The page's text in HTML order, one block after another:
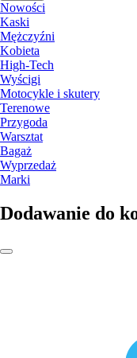
Nowości
Kaski
Mężczyźni
Kobieta
High-Tech
Wyścigi
Motocykle i skutery
Terenowe
Przygoda
Warsztat
Bagaż
Wyprzedaż
Marki
Dodawanie do